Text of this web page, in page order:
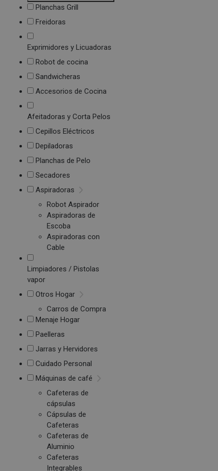
Planchas Grill
Freidoras
Exprimidores y Licuadoras
Robot de cocina
Sandwicheras
Accesorios de Cocina
Afeitadoras y Corta Pelos
Cepillos Eléctricos
Depiladoras
Planchas de Pelo
Secadores
Aspiradoras
Robot Aspirador
Aspiradoras de
Escoba
Aspiradoras con
Cable
Limpiadores / Pistolas
vapor
Otros Hogar
Carros de Compra
Menaje Hogar
Paelleras
Jarras y Hervidores
Cuidado Personal
Máquinas de café
Cafeteras de
cápsulas
Cápsulas de
Cafeteras
Cafeteras de
Aluminio
Cafeteras
Integrables